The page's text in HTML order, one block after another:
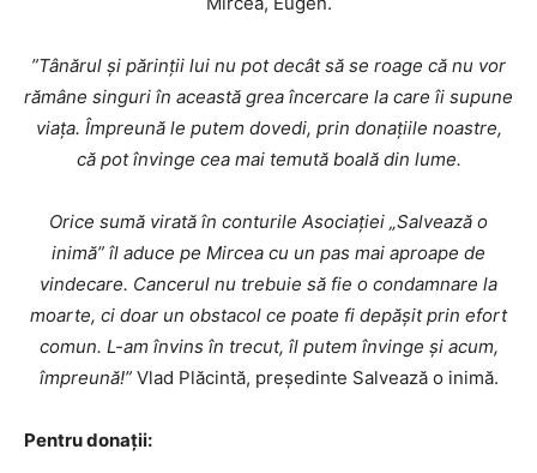
INFO IAȘI
”Tânărul și părinții lui nu pot decât să se roage că nu vor
rămâne singuri în această grea încercare la care îi supune
viața. Împreună le putem dovedi, prin donațiile noastre,
că pot învinge cea mai temută boală din lume.
Orice sumă virată în conturile Asociației „Salvează o
inimă” îl aduce pe Mircea cu un pas mai aproape de
vindecare. Cancerul nu trebuie să fie o condamnare la
moarte, ci doar un obstacol ce poate fi depășit prin efort
comun. L-am învins în trecut, îl putem învinge și acum,
împreună!”Vlad Plăcintă, președinte Salvează o inimă.
Pentru donații: